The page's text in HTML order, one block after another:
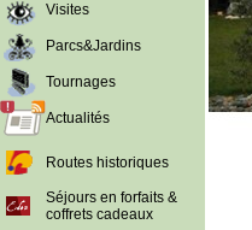
Visites
Parcs&Jardins
Tournages
Actualités
Routes historiques
Séjours en forfaits &
coffrets cadeaux